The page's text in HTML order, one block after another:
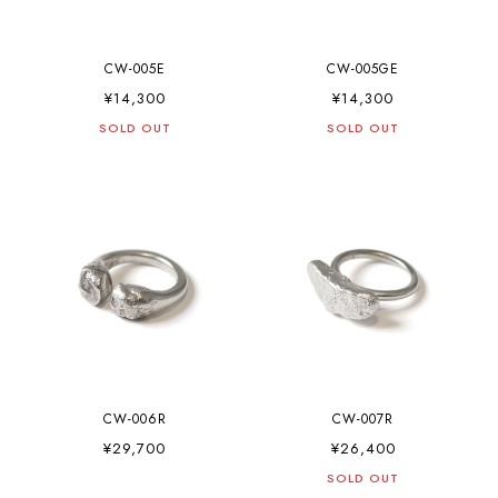
CW-005E
¥14,300
SOLD OUT
CW-005GE
¥14,300
SOLD OUT
CW-006R
¥29,700
CW-007R
¥26,400
SOLD OUT